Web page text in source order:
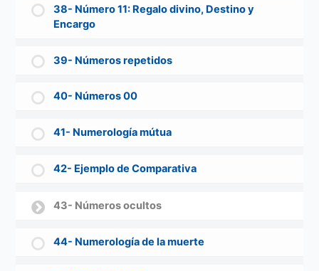
38- Número 11: Regalo divino, Destino y
Encargo
39- Números repetidos
40- Números 00
41- Numerología mútua
42- Ejemplo de Comparativa
43- Números ocultos
44- Numerología de la muerte